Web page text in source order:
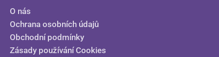
O nás
Ochrana osobních údajů
Obchodní podmínky
Zásady používání Cookies